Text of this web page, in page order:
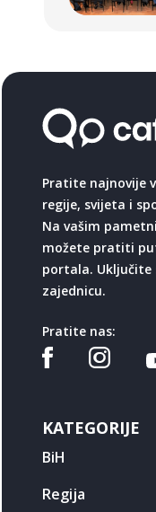
Pratite najnovije
regije, svijeta i
Na vašim
možete pratiti
portala. Uključite
zajednicu.
Pratite nas:
KATEGORIJE
BiH
Regija